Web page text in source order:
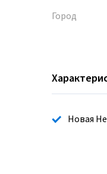
Город
Новая